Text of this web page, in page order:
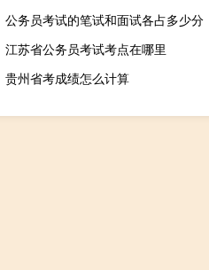
公务员考试的笔试和面试各占多少分
江苏省公务员考试考点在哪里
贵州省考成绩怎么计算